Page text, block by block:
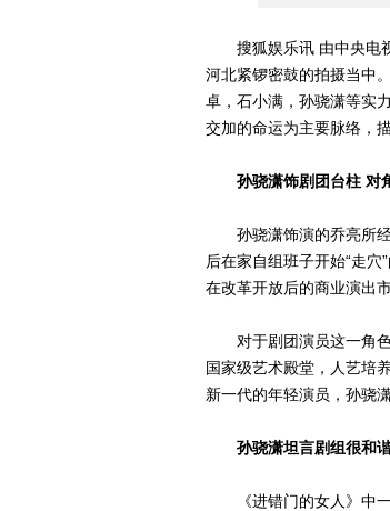
搜狐娱乐讯 由中央电视
河北紧锣密鼓的拍摄当中
卓，石小满，孙骁潇等实
交加的命运为主要脉络，
孙骁潇饰剧团台柱 对
孙骁潇饰演的乔亮所经
后在家自组班子开始“走
在改革开放后的商业演出
对于剧团演员这一角色
国家级艺术殿堂，人艺培
新一代的年轻演员，孙骁
孙骁潇坦言剧组很和
《进错门的女人》中一